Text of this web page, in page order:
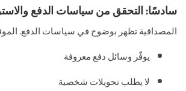
سادسًا: التحقق من سياسات الدفع
المصداقية تظهر بوضوح في سياسات الدفع.
يوفّر وسائل دفع معروفة
لا يطلب تحويلات شخصية